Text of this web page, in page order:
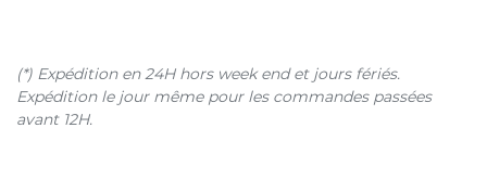
(*) Expédition en 24H hors week end et jours fériés.
Expédition le jour même pour les commandes passées
avant 12H.